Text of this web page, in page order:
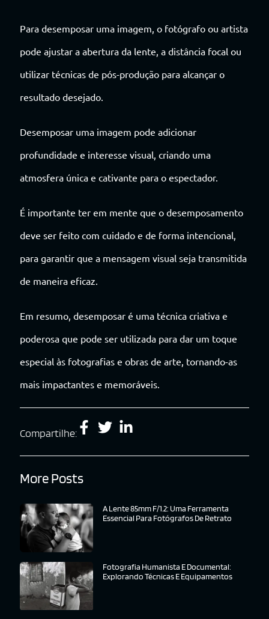
Para desemposar uma imagem, o fotógrafo ou artista
pode ajustar a abertura da lente, a distância focal ou
utilizar técnicas de pós-produção para alcançar o
resultado desejado.
Desemposar uma imagem pode adicionar
profundidade e interesse visual, criando uma
atmosfera única e cativante para o espectador.
É importante ter em mente que o desemposamento
deve ser feito com cuidado e de forma intencional,
para garantir que a mensagem visual seja transmitida
de maneira eficaz.
Em resumo, desemposar é uma técnica criativa e
poderosa que pode ser utilizada para dar um toque
especial às fotografias e obras de arte, tornando-as
mais impactantes e memoráveis.
Compartilhe:
More Posts
A Lente 85mm F/1.2: Uma Ferramenta
Essencial Para Fotógrafos De Retrato
Fotografia Humanista E Documental:
Explorando Técnicas E Equipamentos